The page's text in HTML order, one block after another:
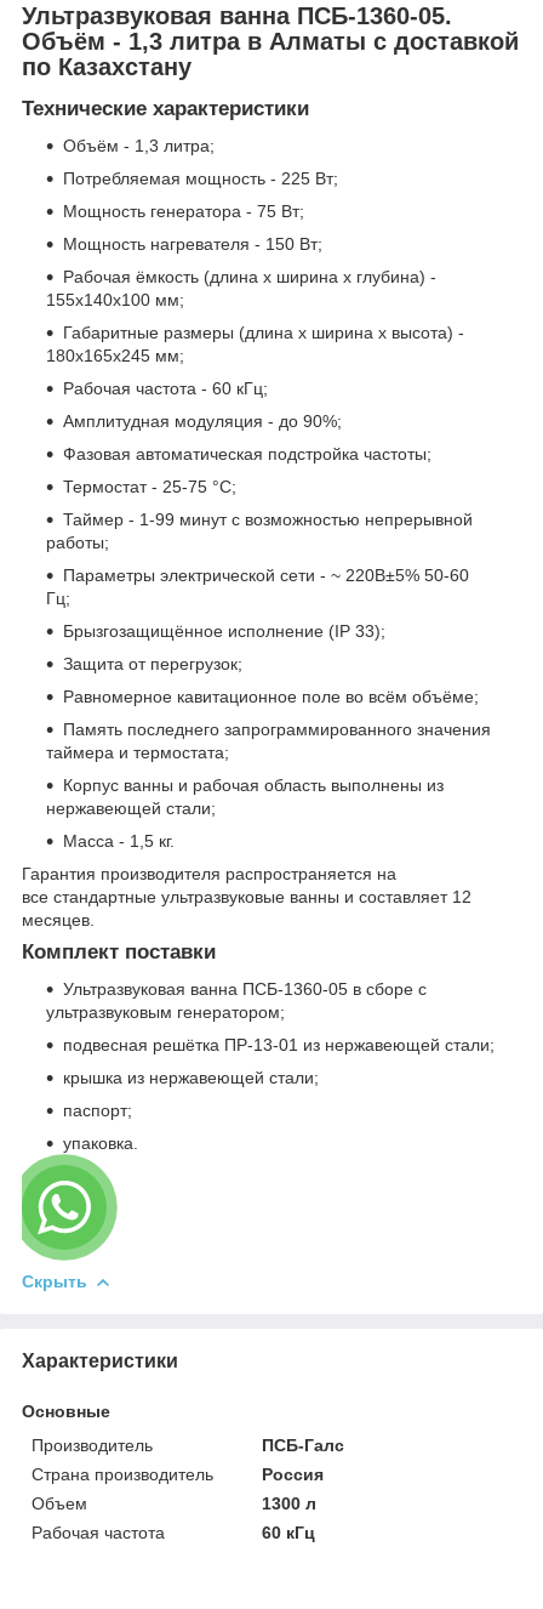
Ультразвуковая ванна ПСБ-1360-05.
Объём - 1,3 литра в Алматы с доставкой
по Казахстану
Технические характеристики
Объём - 1,3 литра;
Потребляемая мощность - 225 Вт;
Мощность генератора - 75 Вт;
Мощность нагревателя - 150 Вт;
Рабочая ёмкость (длина x ширина x глубина) -
155x140x100 мм;
Габаритные размеры (длина x ширина x высота) -
180x165x245 мм;
Рабочая частота - 60 кГц;
Амплитудная модуляция - до 90%;
Фазовая автоматическая подстройка частоты;
Термостат - 25-75 °С;
Таймер - 1-99 минут с возможностью непрерывной
работы;
Параметры электрической сети - ~ 220В±5% 50-60
Гц;
Брызгозащищённое исполнение (IP 33);
Защита от перегрузок;
Равномерное кавитационное поле во всём объёме;
Память последнего запрограммированного значения
таймера и термостата;
Корпус ванны и рабочая область выполнены из
нержавеющей стали;
Масса - 1,5 кг.
Гарантия производителя распространяется на
все стандартные ультразвуковые ванны и составляет 12
месяцев.
Комплект поставки
Ультразвуковая ванна ПСБ-1360-05 в сборе с
ультразвуковым генератором;
подвесная решётка ПР-13-01 из нержавеющей стали;
крышка из нержавеющей стали;
паспорт;
упаковка.
Скрыть
Характеристики
Основные
Производитель
ПСБ-Галс
Страна производитель
Россия
Объем
1300 л
Рабочая частота
60 кГц